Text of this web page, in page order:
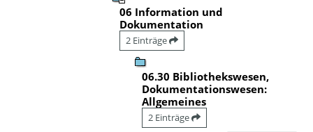
06 Information und
Dokumentation
2 Einträge
06.30 Bibliothekswesen,
Dokumentationswesen:
Allgemeines
2 Einträge